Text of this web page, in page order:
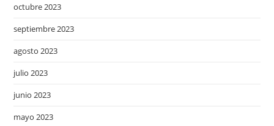
octubre 2023
septiembre 2023
agosto 2023
julio 2023
junio 2023
mayo 2023